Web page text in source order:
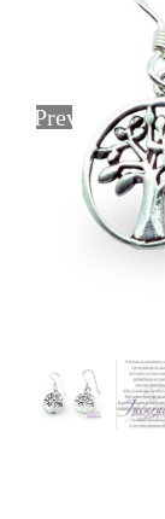
Previous